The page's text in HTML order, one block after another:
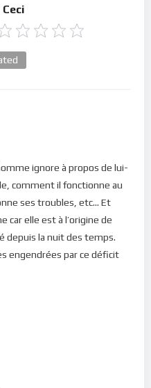
ignore à propos de lui-
comment il fonctionne au
ses troubles, etc… Et
car elle est à l’origine de
depuis la nuit des temps.
engendrées par ce déficit
prononcé cette phrase : «
» (Osée 4, 6). Et ceci
totale de son
le Créateur de l’univers